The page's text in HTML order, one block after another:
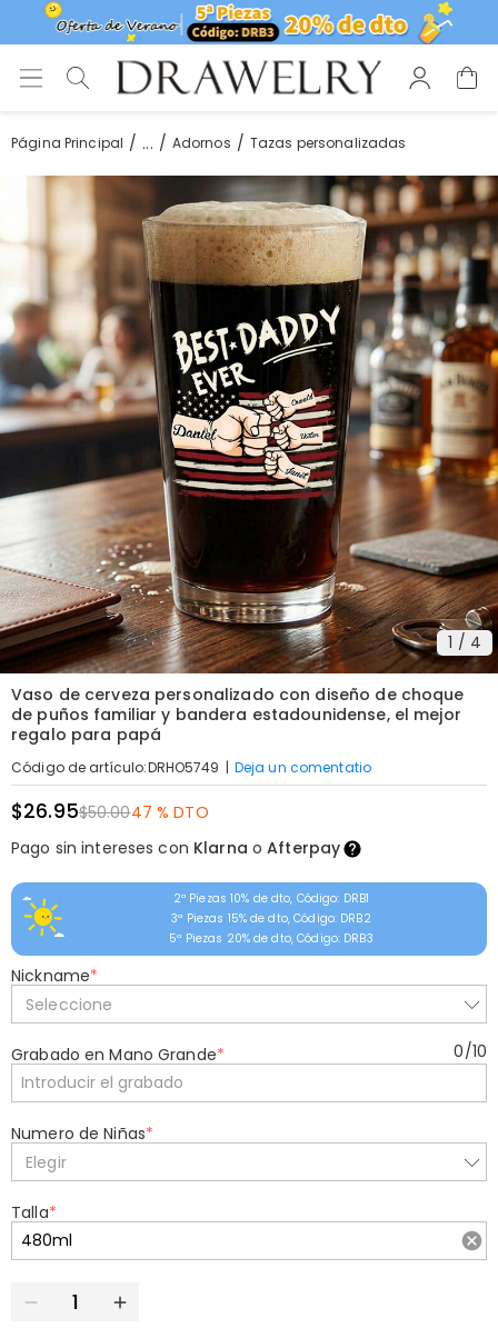
Página Principal ... Adornos Tazas personalizadas
1 / 4
Vaso de cerveza personalizado con diseño de choque
de puños familiar y bandera estadounidense, el mejor
regalo para papá
Código de artículo:DRHO5749 | Deja un comentatio
$26.95$50.0047 % DTO
Pago sin intereses con Klarna oAfterpay
2ª Piezas 10% de dto, Código: DRB1
3ª Piezas 15% de dto, Código: DRB2
5ª Piezas 20% de dto, Código: DRB3
Nickname*
Seleccione
Grabado en Mano Grande* 0/10
Numero de Niñas*
Elegir
Talla*